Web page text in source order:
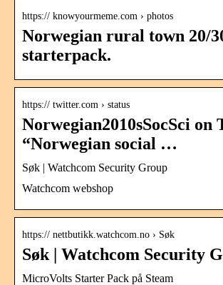
https:// knowyourmeme.com › photos
Norwegian rural town 20/
starterpack.
https:// twitter.com › status
Norwegian2010sSocSci on
“Norwegian social …
Søk | Watchcom Security Group
Watchcom webshop
https:// nettbutikk.watchcom.no › Søk
Søk | Watchcom Security
MicroVolts Starter Pack på Steam